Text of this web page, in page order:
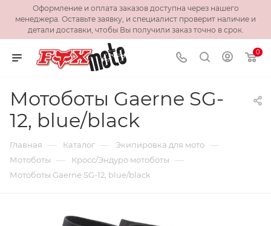
Оформление и оплата заказов доступна через нашего
менеджера. Оставьте заявку, и специалист проверит наличие и
детали доставки, чтобы Вы получили заказ точно в срок.
0
Мотоботы Gaerne SG-
12, blue/black
Главная — Каталог — Экипировка для мото —
Мотоботы — Кросс/Эндуро мотоботы —
Мотоботы Gaerne SG-12, blue/black